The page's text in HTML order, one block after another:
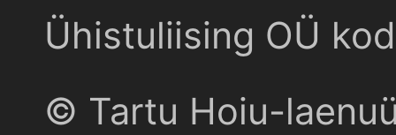
Ühistuliising OÜ
© Tartu Hoiu-